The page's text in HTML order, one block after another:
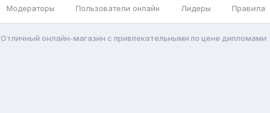
Модераторы Пользователи онлайн Лидеры Правила
Отличный онлайн-магазин с привлекательными по цене дипломами